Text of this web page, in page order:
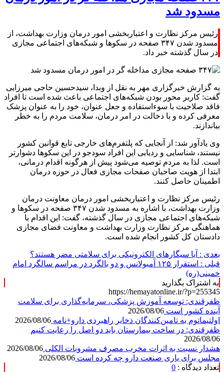
مسدود شد
رئیس مرکز نظارت و اعتباربخشی امور درمان وزارت بهداشت، از
مسدود شدن ۳۴۷ صفحه در سکوها و شبکه‌های اجتماعی مجازی
در سال گذشته خبر داد.
به گزارش خبرگزاری مهر به نقل از وبدا، سیدحسین حاجی میرزایی
گفت: کاربر محور بودن شبکه‌های اجتماعی باعث شده است تا افراد
فاقد صلاحیت با سوءاستفاده و جعل عنوان، خود را به عنوان پزشک
معرفی کرده و با دخالت در امر درمان، سلامت مردم را به خطر
بیاندازند.
وی یادآور شد: از آنجایی که پلتفرم‌های خارجی تابع قوانین کشور
نیستند، شناسایی و ردیابی این افراد سودجو در این سکوها دشوارتر
است. لذا به مردم توصیه می‌شود پیش از هرگونه اقدام درمانی،
ابتدا از هویت صاحبان صفحات مجازی فعال در حوزه درمان
اطمینان حاصل کنند.
رئیس مرکز نظارت و اعتباربخشی امور درمان معاونت درمان
وزارت بهداشت، با اشاره به مسدود شدن ۳۴۷ صفحه در سکوها و
شبکه‌های اجتماعی مجازی در سال گذشته، گفت: این اقدام با
هماهنگی مرکز نظارت وزارت بهداشت و معاونت فضای مجازی
دادستان کل کشور انجام شده است.
بعدی : آیا سیگارهای الکترونیکی برای سلامتی مضر هستند؟
قبلی :
استقرار ۱۲۵ آمبولانس و دو بالگرد در مراسم سالگرد امام
خمینی(ره)
به اشتراک بگذارید
https://hemayatonline.ir/?p=255345
ظفرقندی: توسعه آموزش پزشکی، سرمایه‌گذاری برای سلامت
آینده کشور است 2026/08/06
اولتیماتوم به تامین‌کنندگان ذخایر راهبردی دارو+نامه 2026/08/06
ظفرقندی: در ساخت بیمارستان باید دو اصل را رعایت کنیم
2026/08/06
هشدار نسبت به اثرات مخرب مصرف مشروبات الکلی 2026/08/06
مجلس برای یاری صنعت دارو چه کرده است 2026/08/06
تعداد دیدگاه : 0